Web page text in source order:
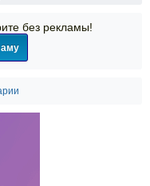
без рекламы!